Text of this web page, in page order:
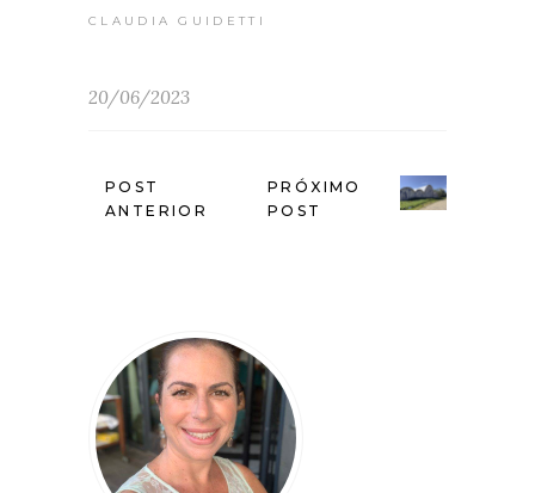
CLAUDIA GUIDETTI
20/06/2023
POST
ANTERIOR
PRÓXIMO
POST